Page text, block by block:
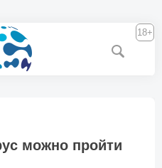
18+
можно пройти